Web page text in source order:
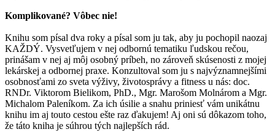
Komplikované? Vôbec nie!
Knihu som písal dva roky a písal som ju tak, aby ju pochopil naozaj
KAŽDÝ. Vysvetľujem v nej odbornú tematiku ľudskou rečou,
prinášam v nej aj môj osobný príbeh, no zároveň skúsenosti z mojej
lekárskej a odbornej praxe. Konzultoval som ju s najvýznamnejšími
osobnosťami zo sveta výživy, životosprávy a fitness u nás: doc.
RNDr. Viktorom Bielikom, PhD., Mgr. Marošom Molnárom a Mgr.
Michalom Paleníkom. Za ich úsilie a snahu priniesť vám unikátnu
knihu im aj touto cestou ešte raz ďakujem! Aj oni sú dôkazom toho,
že táto kniha je súhrou tých najlepších rád.